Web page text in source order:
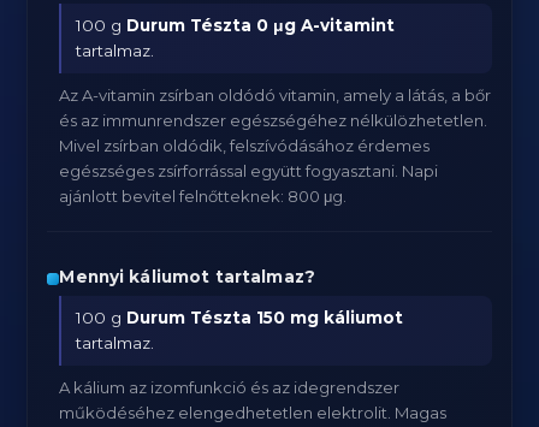
100 g Durum Tészta 0 μg A-vitamint
tartalmaz.
Az A-vitamin zsírban oldódó vitamin, amely a látás, a bőr
és az immunrendszer egészségéhez nélkülözhetetlen.
Mivel zsírban oldódik, felszívódásához érdemes
egészséges zsírforrással együtt fogyasztani. Napi
ajánlott bevitel felnőtteknek: 800 μg.
Mennyi káliumot tartalmaz?
100 g Durum Tészta 150 mg káliumot
tartalmaz.
A kálium az izomfunkció és az idegrendszer
működéséhez elengedhetetlen elektrolit. Magas